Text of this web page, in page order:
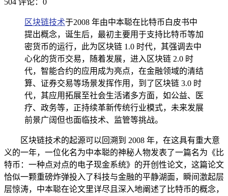
区块链技术于2008 年由中本聪在比特币白皮书中
提出概念，诞生后，最初主要用于支持比特币等加
密货币的运行，此为区块链 1.0 时代，其强调去中
心化的货币交易，随着发展，进入区块链 2.0 时
代，智能合约的应用成为亮点，在金融领域的清结
算、证券交易等场景发挥作用，到了区块链 3.0 时
代，其应用拓展至社会生活诸多方面，如公益、医
疗、政务等，正持续革新传统行业模式，未来发展
前景广阔但也面临技术、监管等挑战。
区块链技术的起源可以回溯到 2008 年，在这具有重大意
义的一年，一位化名为中本聪的神秘人物发表了一篇名为《比
特币：一种点对点的电子现金系统》的开创性论文，这篇论文
恰似一颗重磅炸弹投入了科技与金融的平静湖面，瞬间激起层
层惊涛，中本聪在论文里详尽且深入地阐述了比特币的概念，